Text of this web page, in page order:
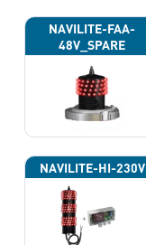
NAVILITE-FAA-
48V_SPARE
NAVILITE-HI-230V